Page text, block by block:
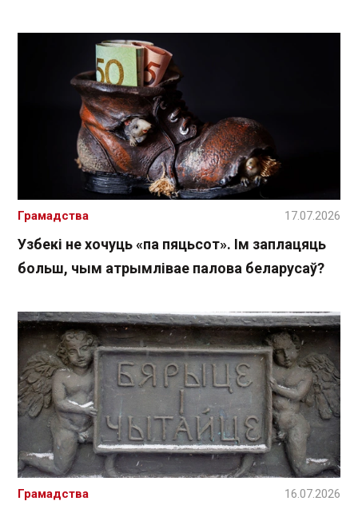
Узбекі не хочуць «па пяцьсот». Ім заплацяць
больш, чым атрымлівае палова беларусаў?
Грамадства 17.07.2026
Грамадства 16.07.2026